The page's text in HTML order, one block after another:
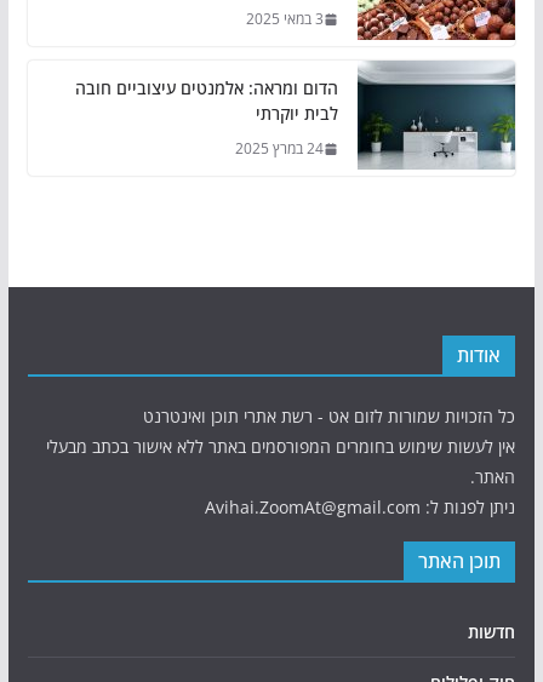
3 במאי 2025
הדום ומראה: אלמנטים עיצוביים חובה
לבית יוקרתי
24 במרץ 2025
אודות
כל הזכויות שמורות לזום אט - רשת אתרי תוכן ואינטרנט
אין לעשות שימוש בחומרים המפורסמים באתר ללא אישור בכתב מבעלי
האתר.
ניתן לפנות ל: Avihai.ZoomAt@gmail.com
תוכן האתר
חדשות